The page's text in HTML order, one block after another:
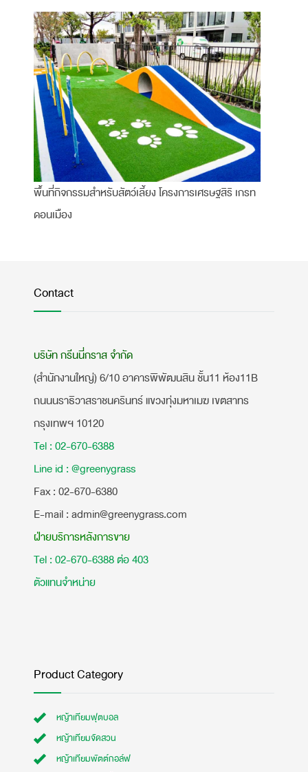
พื้นที่กิจกรรมสำหรับสัตว์เลี้ยง โครงการเศรษฐสิริ เกรท
ดอนเมือง
Contact
บริษัท กรีนนี่กราส จำกัด
(สำนักงานใหญ่) 6/10 อาคารพิพัฒนสิน ชั้น11 ห้อง11B
ถนนนราธิวาสราชนครินทร์ แขวงทุ่งมหาเมฆ เขตสาทร
กรุงเทพฯ 10120
Tel : 02-670-6388
Line id : @greenygrass
​Fax : 02-670-6380
E-mail : admin@greenygrass.com
ฝ่ายบริการหลังการขาย
Tel : 02-670-6388 ต่อ 403
ตัวแทนจำหน่าย
Product Category
หญ้าเทียมฟุตบอล
หญ้าเทียมจัดสวน
หญ้าเทียมพัตต์กอล์ฟ